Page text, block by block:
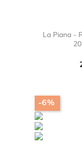
La Piana -
-6%